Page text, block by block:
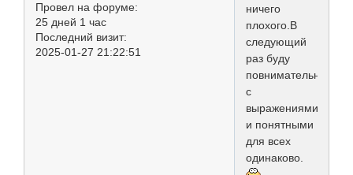
Провел на форуме:
25 дней 1 час
Последний визит:
2025-01-27 21:22:51
ничего
плохого.В
следующий
раз буду
повнимательнее
с
и понятными
для всех
одинаково.